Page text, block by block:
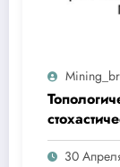
навыкам
30